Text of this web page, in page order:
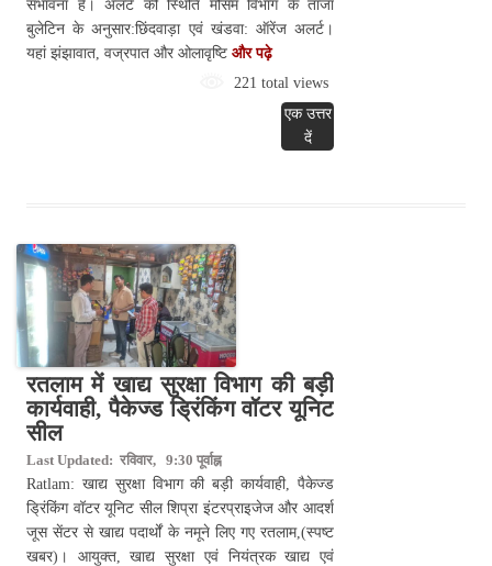
संभावना है। अलर्ट की स्थिति मौसम विभाग के ताजा
बुलेटिन के अनुसार:छिंदवाड़ा एवं खंडवा: ऑरेंज अलर्ट।
यहां झंझावात, वज्रपात और ओलावृष्टि और पढ़े
221 total views
एक उत्तर
दें
रतलाम में खाद्य सुरक्षा विभाग की बड़ी
कार्यवाही, पैकेज्ड ड्रिंकिंग वॉटर यूनिट
सील
Last Updated: रविवार, 9:30 पूर्वाह्न
Ratlam: खाद्य सुरक्षा विभाग की बड़ी कार्यवाही, पैकेज्ड
ड्रिंकिंग वॉटर यूनिट सील शिप्रा इंटरप्राइजेज और आदर्श
जूस सेंटर से खाद्य पदार्थों के नमूने लिए गए रतलाम,(स्पष्ट
खबर)। आयुक्त, खाद्य सुरक्षा एवं नियंत्रक खाद्य एवं